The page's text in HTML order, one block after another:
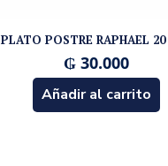
PLATO POSTRE RAPHAEL
₲ 30.000
Añadir al carrito